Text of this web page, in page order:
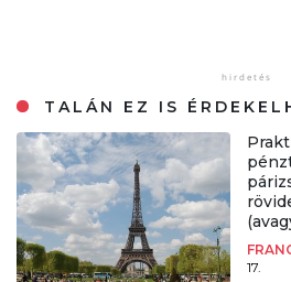
TALÁN EZ IS
17.